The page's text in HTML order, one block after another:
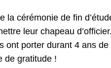
la cérémonie de fin
leur chapeau
ont porter durant 4 ans
de gratitude !